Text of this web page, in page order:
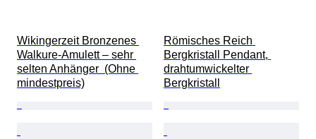
Wikingerzeit Bronzenes
Walkure-Amulett – sehr
selten Anhänger  (Ohne
mindestpreis)
Römisches Reich
Bergkristall Pendant,
drahtumwickelter
Bergkristall